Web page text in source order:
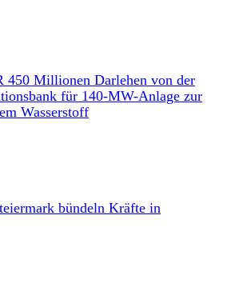
450 Millionen Darlehen von der
für 140-MW-Anlage zur
Wasserstoff
bündeln Kräfte in